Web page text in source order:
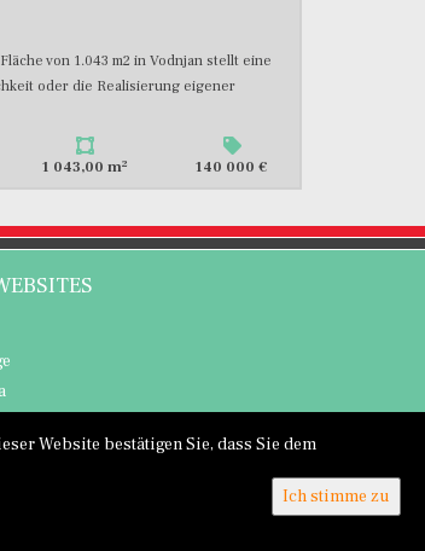
von 1.043 m2 in Vodnjan stellt eine
oder die Realisierung eigener
1 043,00 m2 140 000 €
Website bestätigen Sie, dass Sie dem
Ich stimme zu